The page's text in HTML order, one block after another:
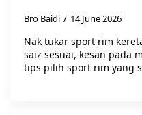
Bro Baidi 14 June 2026
Nak tukar sport rim
saiz sesuai, kesan pada
tips pilih sport rim yang